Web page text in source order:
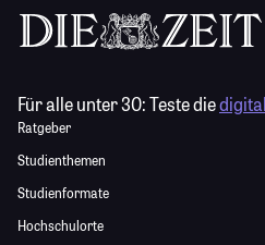
Für alle unter 30:Teste die
Ratgeber
Studienthemen
Studienformate
Hochschulorte